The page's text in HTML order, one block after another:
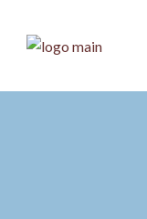
content